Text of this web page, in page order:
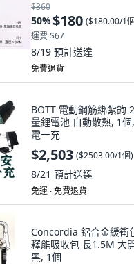
$360
50%$180 ($180.00/1
運費 $67
8/19 預計送達
免費退貨
BOTT 電動鋼筋綁紮鉤
量鋰電池 自動散熱, 1
電一充
$2,503 ($2503.00/1個)
8/21 預計送達
免運 ∙ 免費退貨
Concordia 鋁合金緩衝
釋能吸收包 長1.5M 大
黑, 1個